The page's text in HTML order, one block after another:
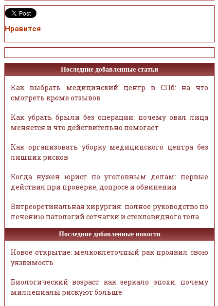
Нравится
Последние добавленные статьи
Как выбрать медицинский центр в СПб: на что
смотреть кроме отзывов
Как убрать брыли без операции: почему овал лица
меняется и что действительно помогает
Как организовать уборку медицинского центра без
лишних рисков
Когда нужен юрист по уголовным делам: первые
действия при проверке, допросе и обвинении
Витреоретинальная хирургия: полное руководство по
лечению патологий сетчатки и стекловидного тела
Последние добавленные новости
Новое открытие: мелкоклеточный рак проявил свою
уязвимость
Биологический возраст как зеркало эпохи: почему
миллениалы рискуют больше